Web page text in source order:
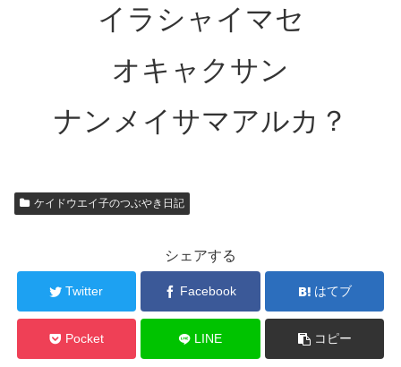
イラシャイマセ
オキャクサン
ナンメイサマアルカ？
ケイドウエイ子のつぶやき日記
シェアする
Twitter Facebook はてブ
Pocket LINE コピー